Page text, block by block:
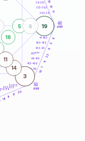
40
anni
50
anni
36-37,5
37,5-38,5
38,5-39
41-42,5
42,5-43,5
43,5-44
46-47,5
47,5-48,5
48,5-49
51-52,5
52,5-53,5
53,5-54
19
10
11
6
5
9
22
11
7
10
20
17
4
14
19
3
16
5 6
14
11
45anni